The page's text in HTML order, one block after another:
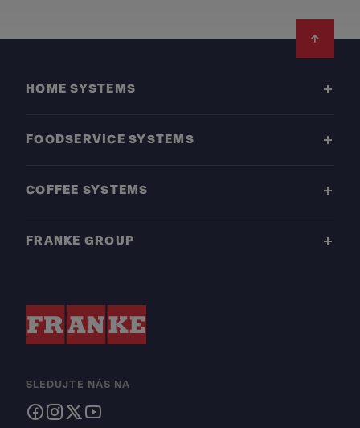
HOME SYSTEMS
FOODSERVICE SYSTEMS
COFFEE SYSTEMS
FRANKE GROUP
SLEDUJTE NÁS NA